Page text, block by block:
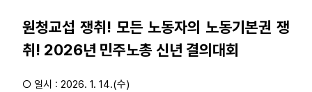
원청교섭 쟁취! 모든 노동자의 노동기본권 쟁
취! 2026년 민주노총 신년 결의대회
○ 일시 : 2026. 1. 14.(수)